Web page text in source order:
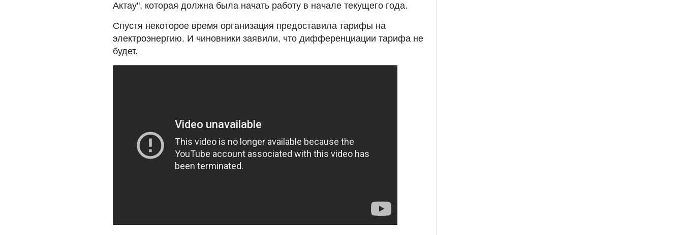
Актау", которая должна была начать работу в начале текущего года.
Спустя некоторое время организация предоставила тарифы на
электроэнергию. И чиновники заявили, что дифференциации тарифа не
будет.